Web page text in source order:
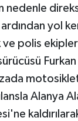
nedenle
yol
polis
Furkan
Alanya